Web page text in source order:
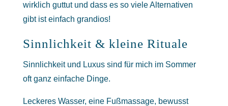
wirklich guttut und dass es so viele Alternativen
gibt ist einfach grandios!
Sinnlichkeit & kleine Rituale
Sinnlichkeit und Luxus sind für mich im Sommer
oft ganz einfache Dinge.
Leckeres Wasser, eine Fußmassage, bewusst